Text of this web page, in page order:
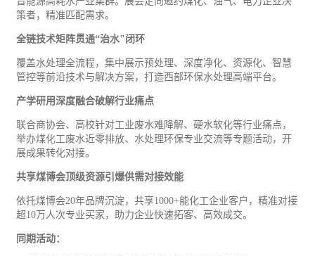
策者，精准匹配需求。
全链技术矩阵贯通“治水" 闭环
覆盖水处理全流程，集中展示预处理、深度净化、资源化、智慧
管控等前沿技术与解决方案，打造西部环保水处理高端平台。
产学研用深度融合破解行业痛点
联合商协会、高校针对工业废水难降解、硬水软化等行业痛点，
举办煤化工废水近零排放、水处理环保专业交流等专题活动，开
展成果转化对接。
共享煤博会顶级资源引爆供需对接效能
依托煤博会20年品牌沉淀，共享1000+能化工企业客户，精准对接
超10 万人次专业买家，助力企业快速拓客、高效成交。
同期活动：